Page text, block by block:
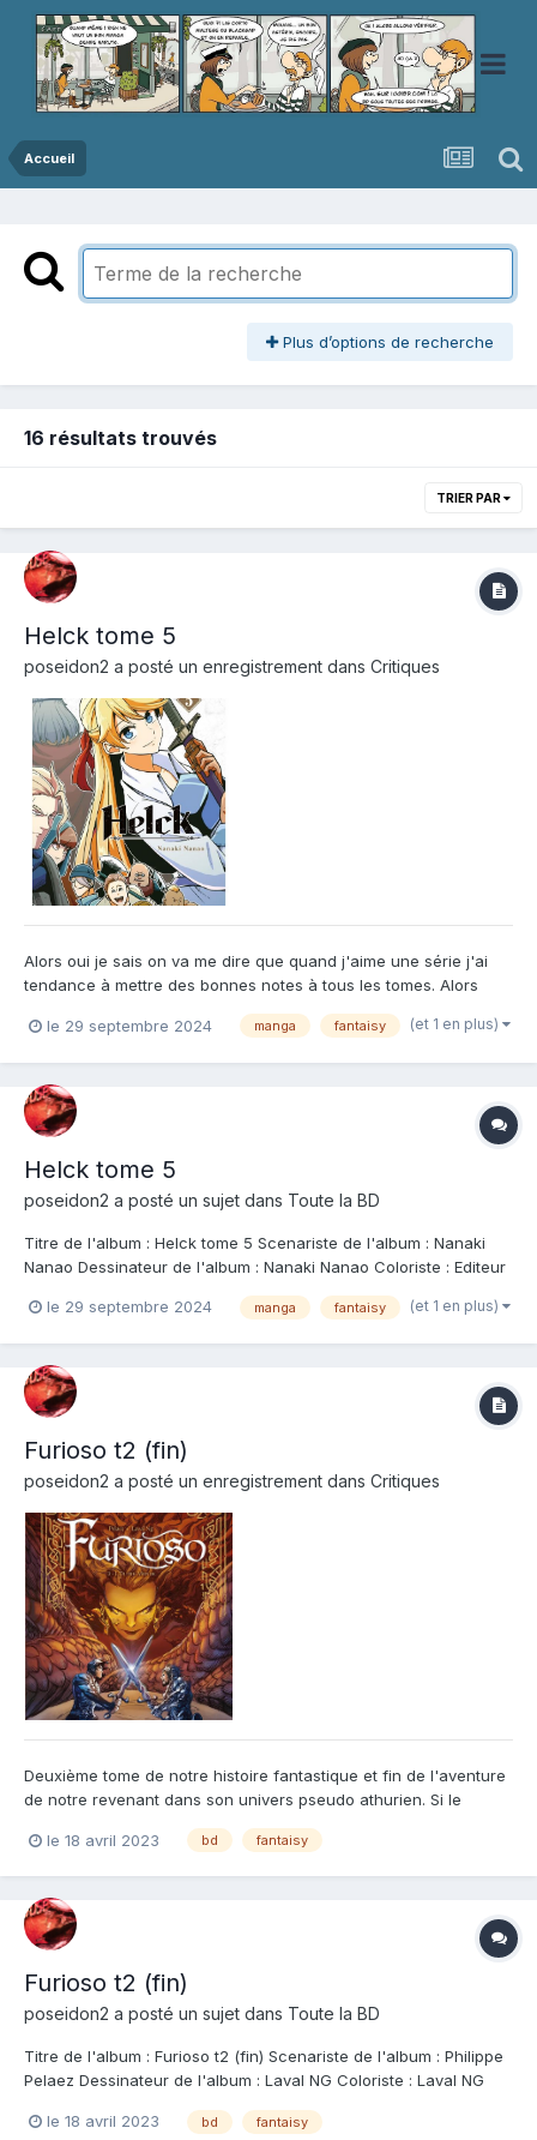
Accueil
Plus d’options de recherche
16 résultats trouvés
TRIER PAR
Helck tome 5
poseidon2 a posté un enregistrement dans Critiques
Alors oui je sais on va me dire que quand j'aime une série j'ai
tendance à mettre des bonnes notes à tous les tomes. Alors
.... pfff j'aurai aimé mettre 6. Le passé de Helck est dingue...
le 29 septembre 2024 manga fantaisy (et 1 en plus)
Helck tome 5
poseidon2 a posté un sujet dans Toute la BD
Titre de l'album : Helck tome 5 Scenariste de l'album : Nanaki
Nanao Dessinateur de l'album : Nanaki Nanao Coloriste : Editeur
de Helck commence à s'éclaircir... Alors qu'il se rend au
le 29 septembre 2024 manga fantaisy (et 1 en plus)
Furioso t2 (fin)
poseidon2 a posté un enregistrement dans Critiques
Deuxième tome de notre histoire fantastique et fin de l'aventure
de notre revenant dans son univers pseudo athurien. Si le
fait ce qu'il faut pour y répondre et ce malgré un nombre de
le 18 avril 2023 bd fantaisy
Furioso t2 (fin)
poseidon2 a posté un sujet dans Toute la BD
Titre de l'album : Furioso t2 (fin) Scenariste de l'album : Philippe
Pelaez Dessinateur de l'album : Laval NG Coloriste : Laval NG
d'une aventure épique mêlant féerie, passion amoureuse, et
le 18 avril 2023 bd fantaisy